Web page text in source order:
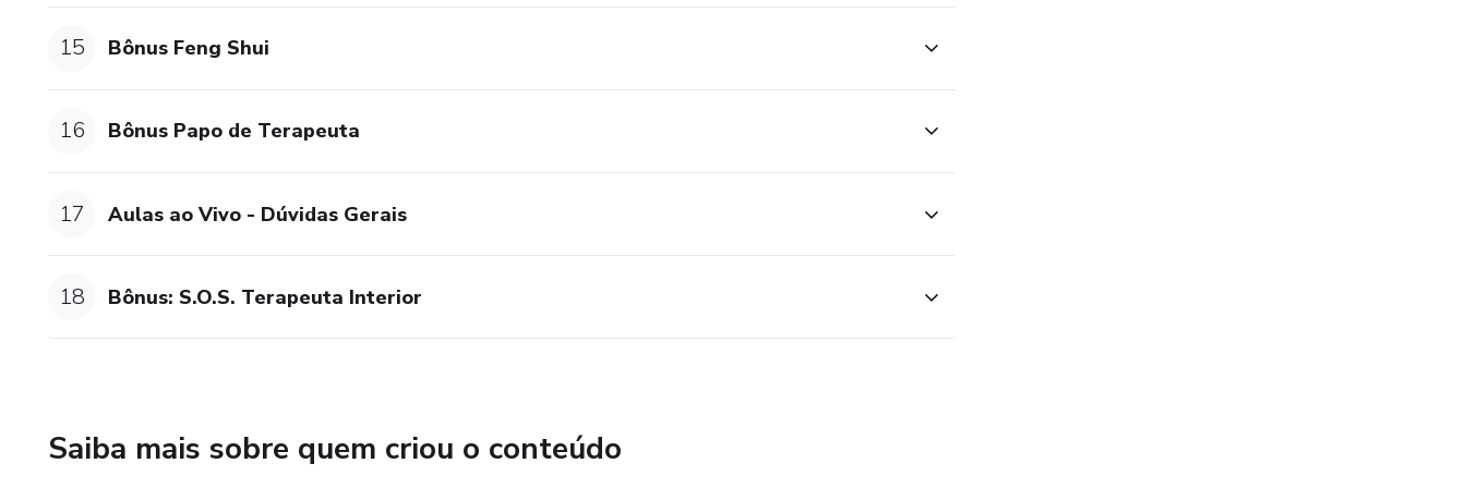
15 Bônus Feng Shui
16 Bônus Papo de Terapeuta
17 Aulas ao Vivo - Dúvidas Gerais
18 Bônus: S.O.S. Terapeuta Interior
Saiba mais sobre quem criou o conteúdo